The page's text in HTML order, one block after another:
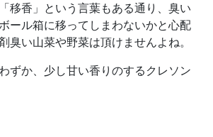
移香」という言葉もある通り、臭い
ール箱に移ってしまわないかと心配
臭い山菜や野菜は頂けませんよね。
ずか、少し甘い香りのするクレソン